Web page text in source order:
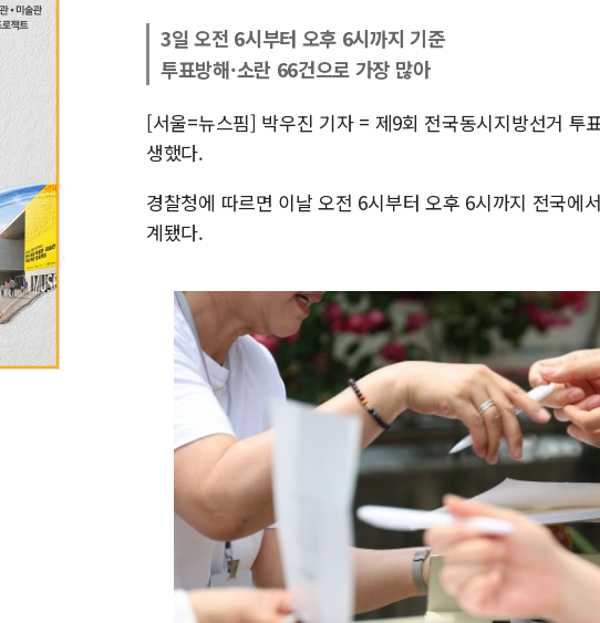
3일 오전 6시부터 오후 6시까지 기준
투표방해·소란 66건으로 가장 많아
[서울=뉴스핌] 박우진 기자 = 제9회 전국동시지방선거 투
생했다.
경찰청에 따르면 이날 오전 6시부터 오후 6시까지 전국에
계됐다.